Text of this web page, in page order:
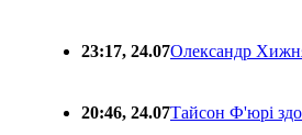
23:17, 24.07Олександр
20:46, 24.07Тайсон Ф'юрі